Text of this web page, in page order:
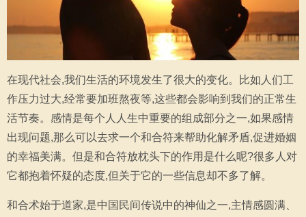
在现代社会,我们生活的环境发生了很大的变化。比如人们工
作压力过大,经常要加班熬夜等,这些都会影响到我们的正常生
活节奏。感情是每个人人生中重要的组成部分之一,如果感情
出现问题,那么可以去求一个和合符来帮助化解矛盾,促进婚姻
的幸福美满。但是和合符放枕头下的作用是什么呢?很多人对
它都抱着怀疑的态度,但关于它的一些信息却不多了解。
和合术始于道家,是中国民间传说中的神仙之一,主情感圆满、